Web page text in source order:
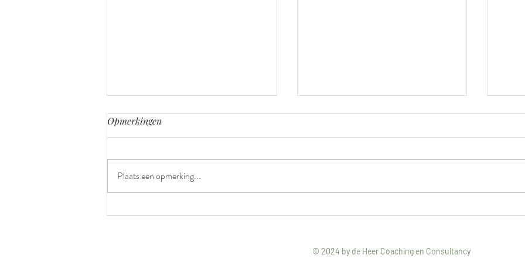
Tien! 💛 Negen! Dat
Opmerkingen
Plaats een opmerking...
© 2024 by de Heer Coaching en Consultancy